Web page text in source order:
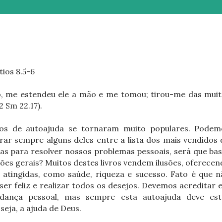
8.5-6
me estendeu ele a mão e me tomou; tirou-me das
Sm 22.17).
de autoajuda se tornaram muito populares.
sempre alguns deles entre a lista dos mais vendidos
para resolver nossos problemas pessoais, será que
gerais? Muitos destes livros vendem ilusões,
como saúde, riqueza e sucesso. Fato é que
feliz e realizar todos os desejos. Devemos acreditar
pessoal, mas sempre esta autoajuda deve
a ajuda de Deus.